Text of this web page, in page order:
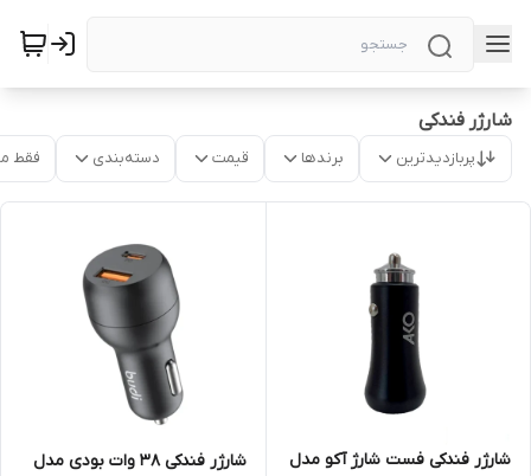
شارژر فندکی
پربازدیدترین برندها قیمت دسته‌بندی فقط
شارژر فندکی فست شارژ آکو مدل
شارژر فندکی 38 وات بودی مدل